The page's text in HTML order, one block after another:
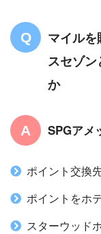
マイル
スセゾ
か
SPGアメ
ポイント交換
ポイントをホ
スターウッド